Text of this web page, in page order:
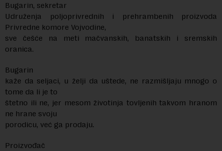
Bugarin, sekretar
Udruženja poljoprivrednih i prehrambenih proizvoda
Privredne komore Vojvodine,
sve češće na meti mačvanskih, banatskih i sremskih
oranica.
Bugarin
kaže da seljaci, u želji da uštede, ne razmišljaju mnogo o
tome da li je to
štetno ili ne, jer mesom životinja tovljenih takvom hranom
ne hrane svoju
porodicu, već ga prodaju.
Proizvođač